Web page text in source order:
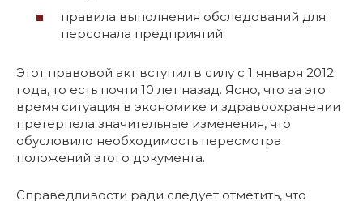
правила выполнения обследований для
персонала предприятий.
Этот правовой акт вступил в силу с 1 января 2012
года, то есть почти 10 лет назад. Ясно, что за это
время ситуация в экономике и здравоохранении
претерпела значительные изменения, что
обусловило необходимость пересмотра
положений этого документа.
Справедливости ради следует отметить, что